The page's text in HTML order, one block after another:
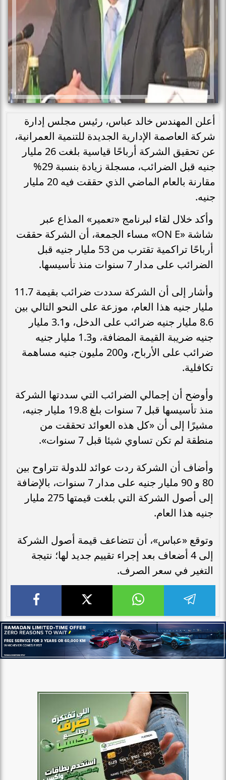
أعلن المهندس خالد عباس، رئيس مجلس إدارة
شركة العاصمة الإدارية الجديدة للتنمية العمرانية،
عن تحقيق الشركة أرباحًا قياسية بلغت 26 مليار
جنيه قبل الضرائب، مسجلة زيادة بنسبة 29%
مقارنة بالعام الماضي الذي حققت فيه 20 مليار
جنيه.
وأكد خلال لقاء لبرنامج «تعمير» المذاع عبر
شاشة «ON E» مساء الجمعة، أن الشركة حققت
أرباحًا تراكمية تقترب من 53 مليار جنيه قبل
الضرائب على مدار 7 سنوات منذ تأسيسها.
وأشار إلى أن الشركة سددت ضرائب بقيمة 11.7
مليار جنيه هذا العام، موزعة على النحو التالي بين
8.6 مليار جنيه ضرائب على الدخل، و3.1 مليار
جنيه ضريبة القيمة المضافة، و1.3 مليار جنيه
ضرائب على الأرباح، و200 مليون جنيه مساهمة
تكافلية.
وأوضح أن إجمالي الضرائب التي سددتها الشركة
منذ تأسيسها قبل 7 سنوات بلغ 19.8 مليار جنيه،
مشيرًا إلى أن «كل هذه العوائد تحققت من
منطقة لم تكن تساوي شيئا قبل 7 سنوات».
وأضاف أن الشركة ردت عوائد للدولة تتراوح بين
80 و 90 مليار جنيه على مدار 7 سنوات، بالإضافة
إلى أصول الشركة التي بلغت قيمتها 275 مليار
جنيه هذا العام.
وتوقع «عباس»، أن تتضاعف قيمة أصول الشركة
إلى 4 أضعاف بعد إجراء تقييم جديد لها؛ نتيجة
التغير في سعر الصرف.